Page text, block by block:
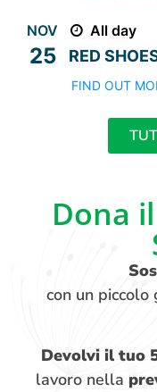
NOV
25
All day
RED
FIND OUT
Dona
con un
Devolvi il tuo
lavoro nella